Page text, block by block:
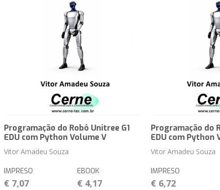
Programação do Robô Unitree G1
EDU com Python Volume V
Vitor Amadeu Souza
IMPRESO
€ 7,07
EBOOK
€ 4,17
Programação do
EDU com Python
Vitor Amadeu Souza
IMPRESO
€ 6,72